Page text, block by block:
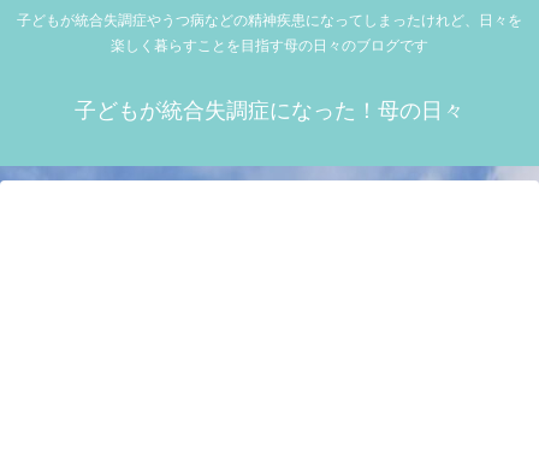
子どもが統合失調症やうつ病などの精神疾患になってしまったけれど、日々を
楽しく暮らすことを目指す母の日々のブログです
子どもが統合失調症になった！母の日々